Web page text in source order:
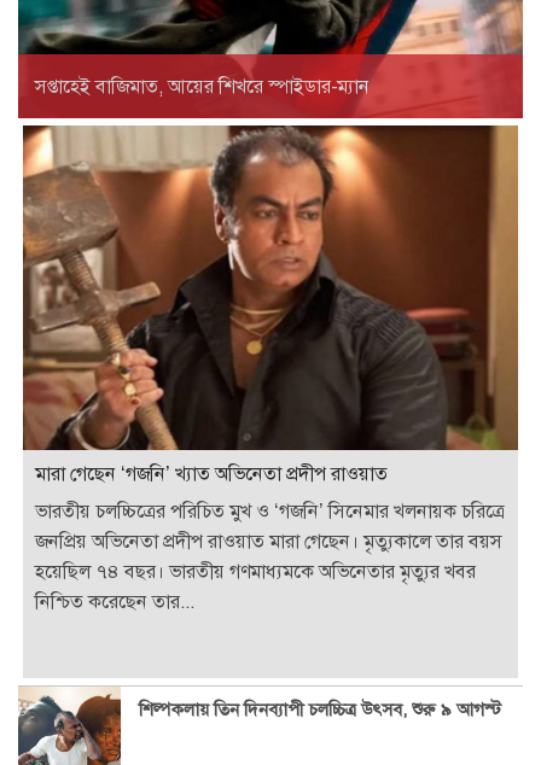
সপ্তাহেই বাজিমাত, আয়ের শিখরে স্পাইডার-ম্যান
মারা গেছেন ‘গজনি’ খ্যাত অভিনেতা প্রদীপ রাওয়াত
ভারতীয় চলচ্চিত্রের পরিচিত মুখ ও ‘গজনি’ সিনেমার খলনায়ক চরিত্রে
জনপ্রিয় অভিনেতা প্রদীপ রাওয়াত মারা গেছেন। মৃত্যুকালে তার বয়স
হয়েছিল ৭৪ বছর। ভারতীয় গণমাধ্যমকে অভিনেতার মৃত্যুর খবর
নিশ্চিত করেছেন তার...
শিল্পকলায় তিন দিনব্যাপী চলচ্চিত্র উৎসব, শুরু ৯ আগস্ট